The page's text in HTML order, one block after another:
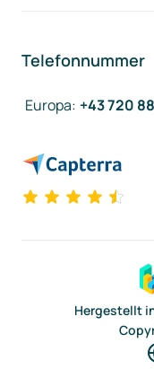
Telefonnummer
Europa: +43 720
Hergestellt